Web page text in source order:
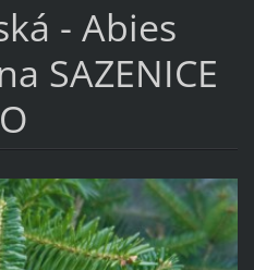
- Abies
SAZENICE